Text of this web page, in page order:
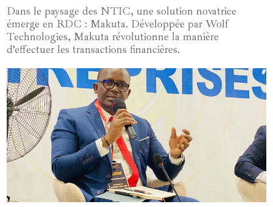
Dans le paysage des NTIC, une solution novatrice
émerge en RDC : Makuta. Développée par Wolf
Technologies, Makuta révolutionne la manière
d’effectuer les transactions financières.